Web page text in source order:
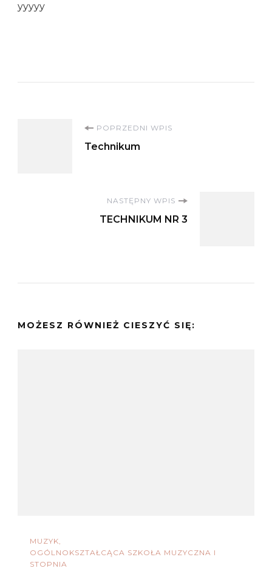
yyyyy
Nawigacja
POPRZEDNI WPIS
Technikum
NASTĘPNY WPIS
TECHNIKUM NR 3
MOŻESZ RÓWNIEŻ CIESZYĆ SIĘ:
MUZYK
OGÓLNOKSZTAŁCĄCA SZKOŁA MUZYCZNA I
STOPNIA